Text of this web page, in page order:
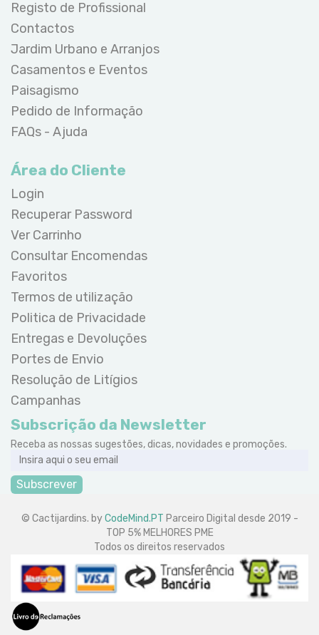
Registo de Profissional
Contactos
Jardim Urbano e Arranjos
Casamentos e Eventos
Paisagismo
Pedido de Informação
FAQs - Ajuda
Área do Cliente
Login
Recuperar Password
Ver Carrinho
Consultar Encomendas
Favoritos
Termos de utilização
Politica de Privacidade
Entregas e Devoluções
Portes de Envio
Resolução de Litígios
Campanhas
Subscrição da Newsletter
Receba as nossas sugestões, dicas, novidades e promoções.
Subscrever
© Cactijardins. byCodeMind.PT Parceiro Digital desde 2019 -
TOP 5% MELHORES PME
Todos os direitos reservados